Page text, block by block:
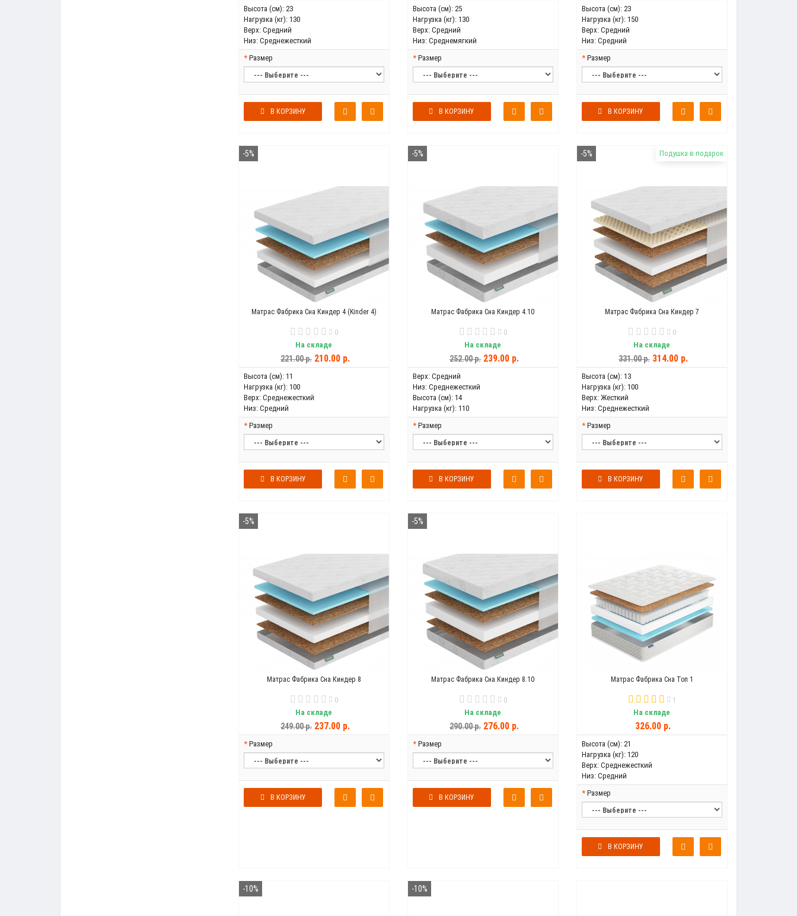
Высота (см): 23
Нагрузка (кг): 130
Верх: Средний
Низ: Среднежесткий
Размер
В КОРЗИНУ
Высота (см): 25
Нагрузка (кг): 130
Верх: Средний
Низ: Среднемягкий
Размер
В КОРЗИНУ
Высота (см): 23
Нагрузка (кг): 150
Верх: Средний
Низ: Средний
Размер
В КОРЗИНУ
-5%
Матрас Фабрика Сна Киндер 4 (Kinder 4)
0
На складе
221.00 р. 210.00 р.
Высота (см): 11
Нагрузка (кг): 100
Верх: Среднежесткий
Низ: Средний
Размер
В КОРЗИНУ
-5%
Матрас Фабрика Сна Киндер 4.10
0
На складе
252.00 р. 239.00 р.
Верх: Средний
Низ: Среднежесткий
Высота (см): 14
Нагрузка (кг): 110
Размер
В КОРЗИНУ
Подушка в подарок
-5%
Матрас Фабрика Сна Киндер 7
0
На складе
331.00 р. 314.00 р.
Высота (см): 13
Нагрузка (кг): 100
Верх: Жесткий
Низ: Среднежесткий
Размер
В КОРЗИНУ
-5%
Матрас Фабрика Сна Киндер 8
0
На складе
249.00 р. 237.00 р.
Размер
В КОРЗИНУ
-5%
Матрас Фабрика Сна Киндер 8.10
0
На складе
290.00 р. 276.00 р.
Размер
В КОРЗИНУ
Матрас Фабрика Сна Топ 1
1
На складе
326.00 р.
Высота (см): 21
Нагрузка (кг): 120
Верх: Среднежесткий
Низ: Средний
Размер
В КОРЗИНУ
-10% -10%